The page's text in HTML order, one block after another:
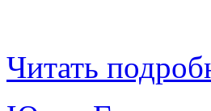
Читать